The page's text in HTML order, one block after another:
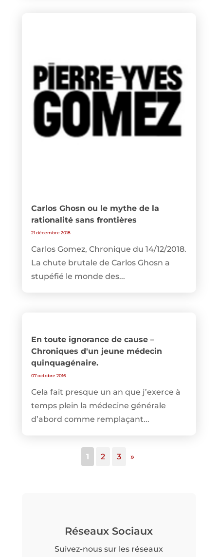
Carlos Ghosn ou le mythe de la
rationalité sans frontières
21 décembre 2018
Carlos Gomez, Chronique du 14/12/2018.
La chute brutale de Carlos Ghosn a
stupéfié le monde des...
En toute ignorance de cause –
Chroniques d'un jeune médecin
quinquagénaire.
07 octobre 2016
Cela fait presque un an que j’exerce à
temps plein la médecine générale
d’abord comme remplaçant...
1 2 3 »
Réseaux Sociaux
Suivez-nous sur les réseaux